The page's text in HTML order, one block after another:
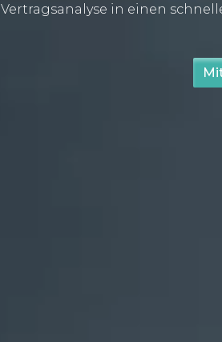
Vertragsanalyse in einen